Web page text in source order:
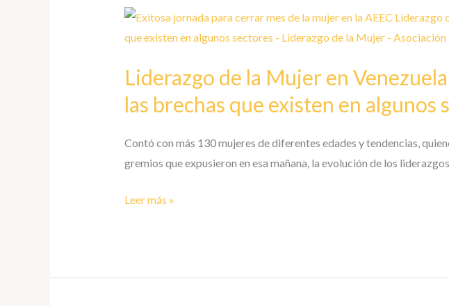
la
en
el
Emprendimiento
Liderazgo de la Mujer en
las brechas que existen en algunos
Contó con más 130 mujeres de diferentes edades y tendencias,
gremios que expusieron en esa mañana, la evolución de los
Liderazgo
de
Mujer
en
Venezuela
cada
su
de
Leer más »